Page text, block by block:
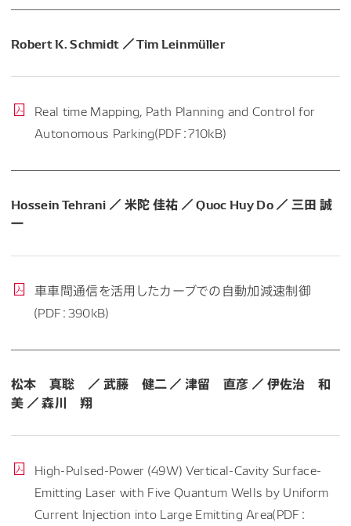
Robert K. Schmidt ／ Tim Leinmüller
Real time Mapping, Path Planning and Control for
Autonomous Parking(PDF：710kB)
Hossein Tehrani ／ 米陀 佳祐 ／ Quoc Huy Do ／ 三田 誠
一
車車間通信を活用したカーブでの自動加減速制御
(PDF：390kB)
松本 真聡 ／ 武藤 健二 ／ 津留 直彦 ／ 伊佐治 和
美 ／ 森川 翔
High-Pulsed-Power (49W) Vertical-Cavity Surface-
Emitting Laser with Five Quantum Wells by Uniform
Current Injection into Large Emitting Area(PDF：